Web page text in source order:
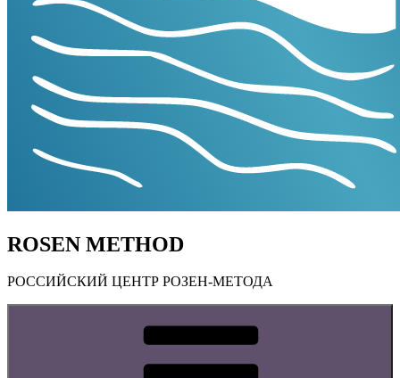
ROSEN METHOD
РОССИЙСКИЙ ЦЕНТР РОЗЕН-МЕТОДА